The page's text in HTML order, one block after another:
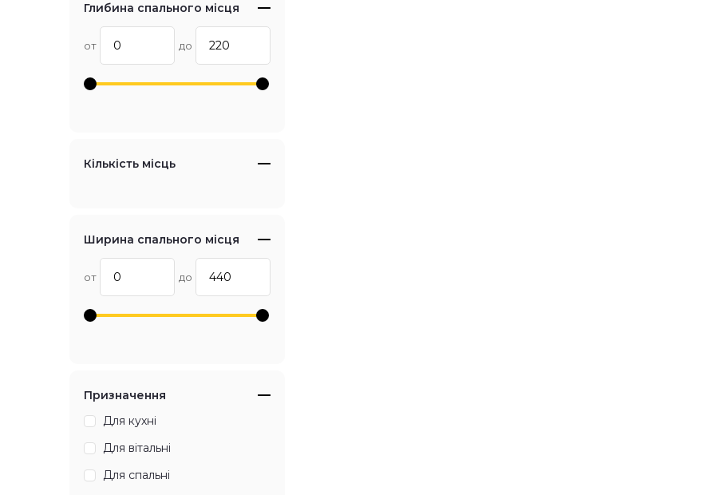
Глибина спального місця
от до
Кількість місць
Ширина спального місця
от до
Призначення
Для кухні
Для вітальні
Для спальні